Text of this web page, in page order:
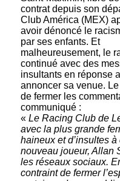
contrat depuis son
Club América (MEX)
avoir dénoncé le
par ses enfants. Et
malheureusement, le
continué avec des
insultants en réponse
annoncer sa venue.
de fermer les
communiqué :
«Le Racing Club de
avec la plus grande
haineux et d’insultes
nouveau joueur, Allan
les réseaux sociaux.
contraint de fermer